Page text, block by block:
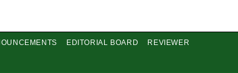
EDITORIAL BOARD REVIEWER